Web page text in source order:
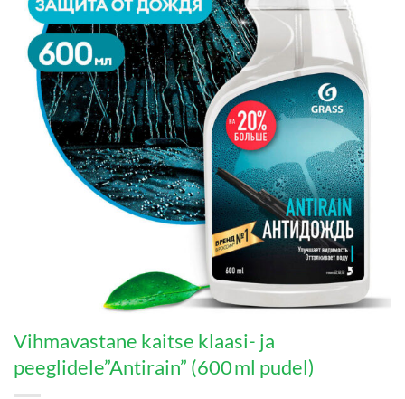
Vihmavastane kaitse klaasi- ja
peeglidele”Antirain” (600 ml pudel)